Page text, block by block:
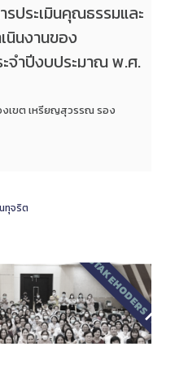
รประเมินคุณธรรมและ
นินงานของ
จำปีงบประมาณ พ.ศ.
เขต เหรียญสุวรรณ รอง
ทุจริต
STAKEHODERS
|บุคลากร